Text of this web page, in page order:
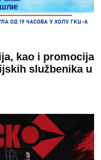
kao i promocija
službenika u